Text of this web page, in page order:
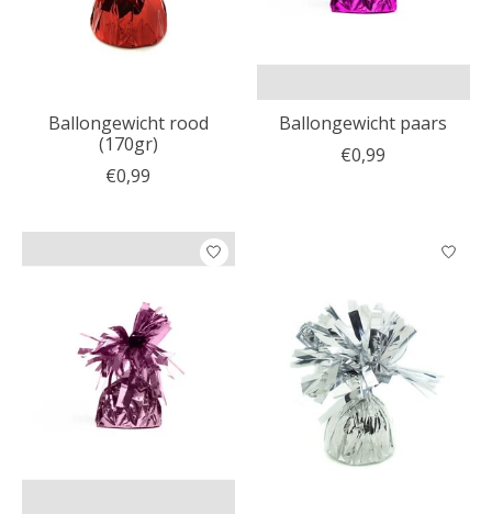
Ballongewicht rood
(170gr)
€0,99
Ballongewicht paars
€0,99